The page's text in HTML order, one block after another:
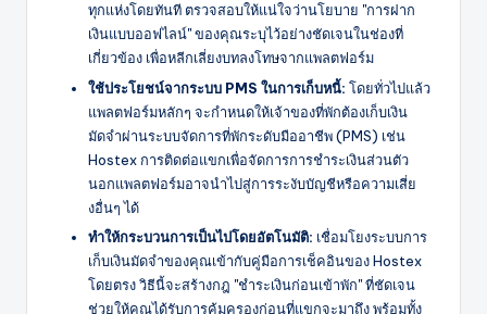
ทุกแห่งโดยทันที ตรวจสอบให้แน่ใจว่านโยบาย "การฝาก
เงินแบบออฟไลน์" ของคุณระบุไว้อย่างชัดเจนในช่องที่
เกี่ยวข้อง เพื่อหลีกเลี่ยงบทลงโทษจากแพลตฟอร์ม
ใช้ประโยชน์จากระบบ PMS ในการเก็บหนี้: โดยทั่วไปแล้ว
แพลตฟอร์มหลักๆ จะกำหนดให้เจ้าของที่พักต้องเก็บเงิน
มัดจำผ่านระบบจัดการที่พักระดับมืออาชีพ (PMS) เช่น
Hostex การติดต่อแขกเพื่อจัดการการชำระเงินส่วนตัว
นอกแพลตฟอร์มอาจนำไปสู่การระงับบัญชีหรือความเสี่ย
งอื่นๆ ได้
ทำให้กระบวนการเป็นไปโดยอัตโนมัติ: เชื่อมโยงระบบการ
เก็บเงินมัดจำของคุณเข้ากับคู่มือการเช็คอินของ Hostex
โดยตรง วิธีนี้จะสร้างกฎ "ชำระเงินก่อนเข้าพัก" ที่ชัดเจน
ช่วยให้คุณได้รับการคุ้มครองก่อนที่แขกจะมาถึง พร้อมทั้ง